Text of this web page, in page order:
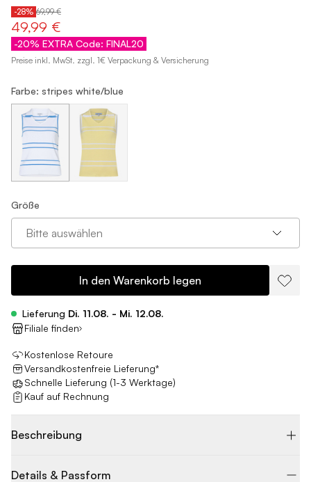
-28% 69,99 €
49,99 €
-20% EXTRA Code: FINAL20
Preise inkl. MwSt. zzgl. 1€ Verpackung & Versicherung
Farbe: stripes white/blue
Größe
Bitte auswählen
In den Warenkorb legen
Lieferung Di. 11.08. - Mi. 12.08.
Filiale finden
Kostenlose Retoure
Versandkostenfreie Lieferung*
Schnelle Lieferung (1-3 Werktage)
Kauf auf Rechnung
Beschreibung
Details & Passform